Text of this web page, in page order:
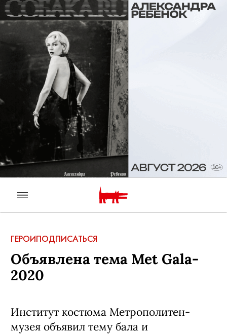
ГЕРОИПОДПИСАТЬСЯ
Объявлена тема Met Gala-
2020
Институт костюма Метрополитен-
музея объявил тему бала и